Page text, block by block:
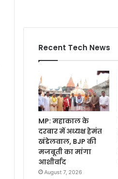
Recent Tech News
MP: महाकाल के
दरबार में अध्यक्ष हेमंत
खंडेलवाल, BJP की
मजबूती का मांगा
आशीर्वाद
August 7, 2026